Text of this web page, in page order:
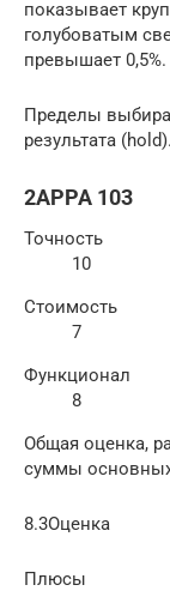
показывает
голубоватым
превышает 0,5%.
Пределы
результата
2APPA 103
Точность
10
Стоимость
7
Функционал
8
Общая оценка,
суммы
8.3Оценка
Плюсы